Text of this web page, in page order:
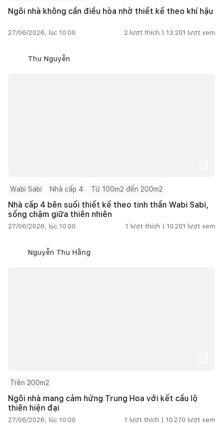
Ngôi nhà không cần điều hòa nhờ thiết kế theo khí hậu
27/06/2026, lúc 10:00 2 lượt thích | 13.201 lượt xem
Thu Nguyễn
Wabi Sabi Nhà cấp 4 Từ 100m2 đến 200m2
Nhà cấp 4 bên suối thiết kế theo tinh thần Wabi Sabi,
sống chậm giữa thiên nhiên
27/06/2026, lúc 10:00 1 lượt thích | 10.201 lượt xem
Nguyễn Thu Hằng
Trên 200m2
Ngôi nhà mang cảm hứng Trung Hoa với kết cấu lộ
thiên hiện đại
27/06/2026, lúc 10:00 1 lượt thích | 10.270 lượt xem